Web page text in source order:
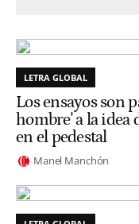
LETRA GLOBAL
Los ensayos son
hombre' a la idea
en el pedestal
Manel Manchón